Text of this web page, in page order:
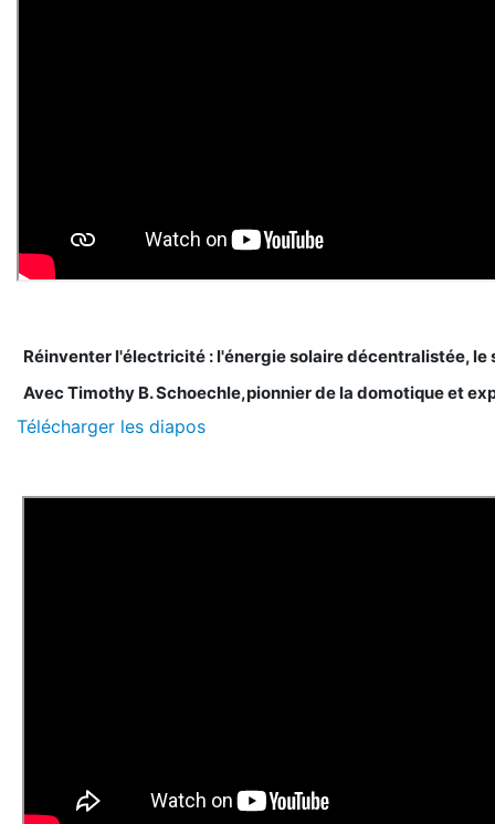
Réinventer l'électricité : l'énergie solaire décentralistée,
Avec Timothy B. Schoechle,pionnier de la domotique et
Télécharger les diapos